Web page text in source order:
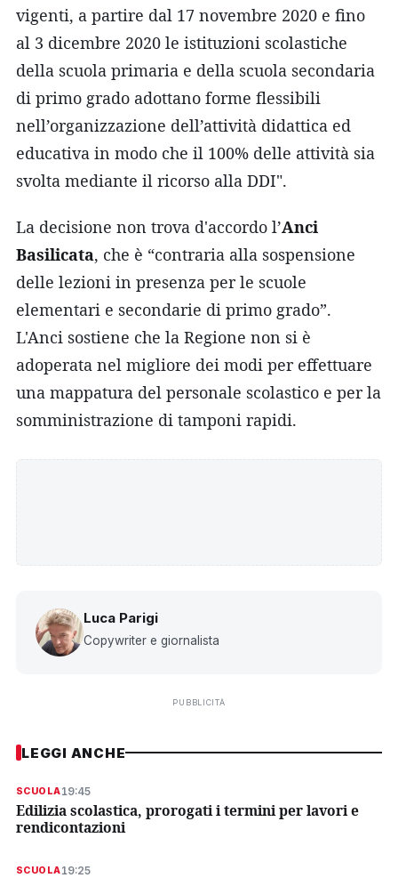
vigenti, a partire dal 17 novembre 2020 e fino
al 3 dicembre 2020 le istituzioni scolastiche
della scuola primaria e della scuola secondaria
di primo grado adottano forme flessibili
nell’organizzazione dell’attività didattica ed
educativa in modo che il 100% delle attività sia
svolta mediante il ricorso alla DDI".
La decisione non trova d'accordo l’Anci
Basilicata, che è “contraria alla sospensione
delle lezioni in presenza per le scuole
elementari e secondarie di primo grado”.
L'Anci sostiene che la Regione non si è
adoperata nel migliore dei modi per effettuare
una mappatura del personale scolastico e per la
somministrazione di tamponi rapidi.
Luca Parigi
Copywriter e giornalista
PUBBLICITÀ
LEGGI ANCHE
SCUOLA19:45
Edilizia scolastica, prorogati i termini per lavori e
rendicontazioni
SCUOLA19:25